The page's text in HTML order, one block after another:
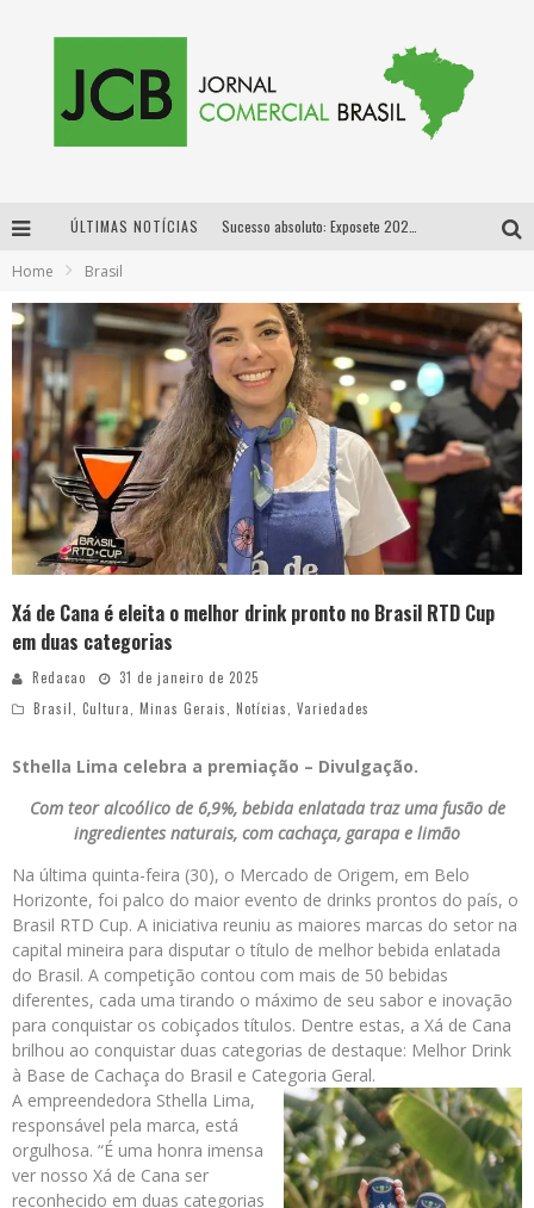
ÚLTIMAS NOTÍCIAS
Designer mineira lança jogo educativo sobre coleta seletiva na maior feira de jogos de tabuleiro da América Latina
Proibida anuncia retorno da Puro Malte Extra e consolida trajetória de democratização cervejeira no Brasil
Home Brasil
Xá de Cana é eleita o melhor drink pronto no Brasil RTD Cup
em duas categorias
Redacao
31 de janeiro de 2025
Brasil, Cultura, Minas Gerais, Notícias, Variedades
Sthella Lima celebra a premiação – Divulgação.
Com teor alcoólico de 6,9%, bebida enlatada traz uma fusão de
ingredientes naturais, com cachaça, garapa e limão
Na última quinta-feira (30), o Mercado de Origem, em Belo
Horizonte, foi palco do maior evento de drinks prontos do país, o
Brasil RTD Cup. A iniciativa reuniu as maiores marcas do setor na
capital mineira para disputar o título de melhor bebida enlatada
do Brasil. A competição contou com mais de 50 bebidas
diferentes, cada uma tirando o máximo de seu sabor e inovação
para conquistar os cobiçados títulos. Dentre estas, a Xá de Cana
brilhou ao conquistar duas categorias de destaque: Melhor Drink
à Base de Cachaça do Brasil e Categoria Geral.
A empreendedora Sthella Lima,
responsável pela marca, está
orgulhosa. “É uma honra imensa
ver nosso Xá de Cana ser
reconhecido em duas categorias